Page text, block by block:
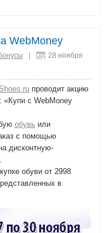
WebMoney
|
28 ноября
Shoes.ru проводит акцию
«Купи с WebMoney
обувь или
с помощью
дисконтную-
обуви от 2998
в